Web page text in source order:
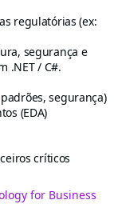
regulatórias (ex:
segurança e
.NET / C#.
segurança)
(EDA)
críticos
for Business